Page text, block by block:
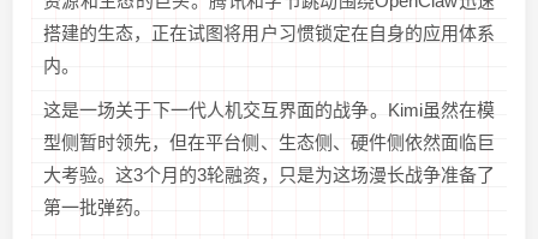
搭建的生态，正在试图将用户习惯锁定在自身的应用体系
内。
这是一场关于下一代人机交互界面的战争。Kimi虽然在模
型侧暂时领先，但在平台侧、生态侧、硬件侧依然面临巨
大考验。这3个月的3轮融资，只是为这场漫长战争准备了
第一批弹药。